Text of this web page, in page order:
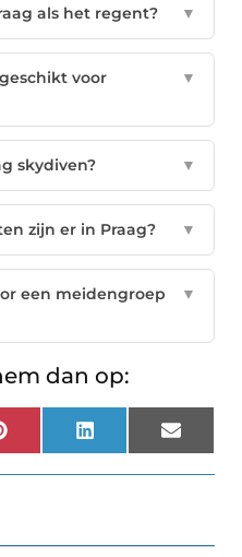
als het regent? ▼
voor
▼
skydiven? ▼
zijn er in Praag? ▼
een meidengroep
▼
dan op:
Pinterest LinkedIn Email